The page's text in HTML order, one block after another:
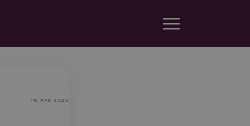
14. APR 2026